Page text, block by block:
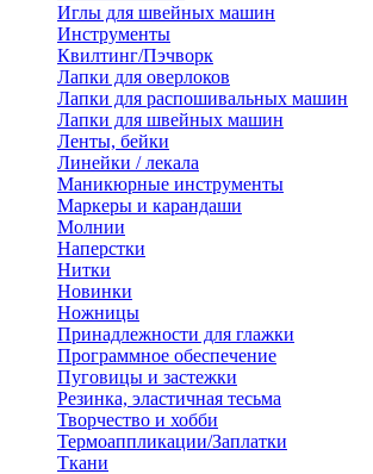
Иглы для швейных машин
Инструменты
Квилтинг/Пэчворк
Лапки для оверлоков
Лапки для распошивальных машин
Лапки для швейных машин
Ленты, бейки
Линейки / лекала
Маникюрные инструменты
Маркеры и карандаши
Молнии
Наперстки
Нитки
Новинки
Ножницы
Принадлежности для глажки
Программное обеспечение
Пуговицы и застежки
Резинка, эластичная тесьма
Творчество и хобби
Термоаппликации/Заплатки
Ткани